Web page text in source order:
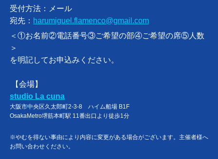
受付方法：メール
宛先： harumiguel.flamenco@gmail.com
＜①お名前②電話番号③ご希望の部④ご希望の席⑤人数
＞
を明記してお申込みください。
【会場】
studio La cuna
大阪市中央区久太郎町2-3-8 ハイム船場 B1F
OsakaMetro堺筋本町駅 11番出口より徒歩1分
※やむを得ない事由により内容に変更がある場合がございます。主催者様へ
お問い合わせください。